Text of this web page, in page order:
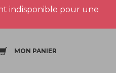
indisponible pour une
MON PANIER